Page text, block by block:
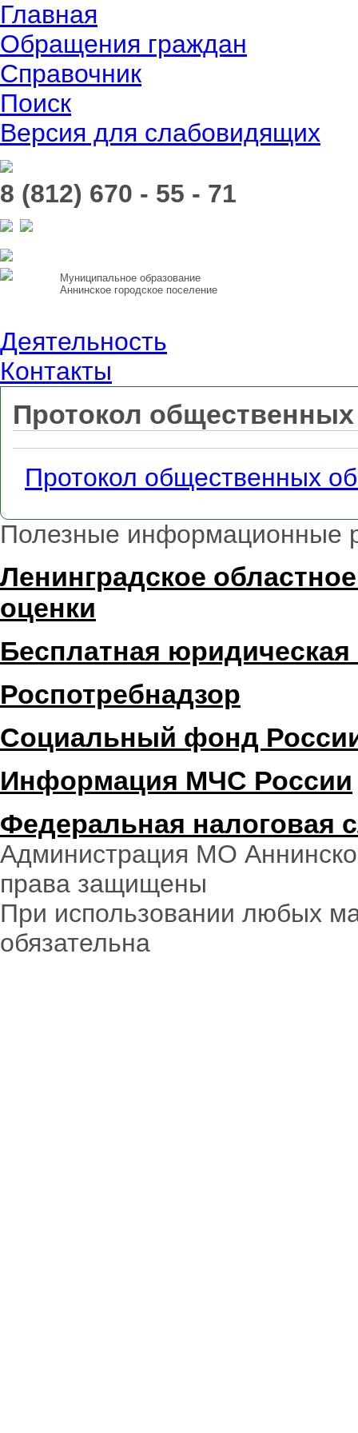
Главная
Обращения граждан
Справочник
Поиск
Версия для слабовидящих
8 (812) 670 - 55 - 71
Муниципальное образование
Аннинское городское поселение
Деятельность
Контакты
Протокол общественных
Протокол общественных
Полезные информационные
Ленинградское
оценки
Бесплатная
Роспотребнадзор
Социальный фонд
Информация МЧС России
Федеральная налоговая
Администрация МО
права защищены
При использовании любых
обязательна